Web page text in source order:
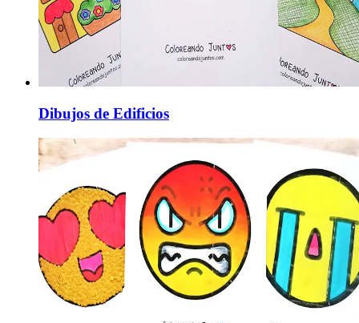
Dibujos de Edificios